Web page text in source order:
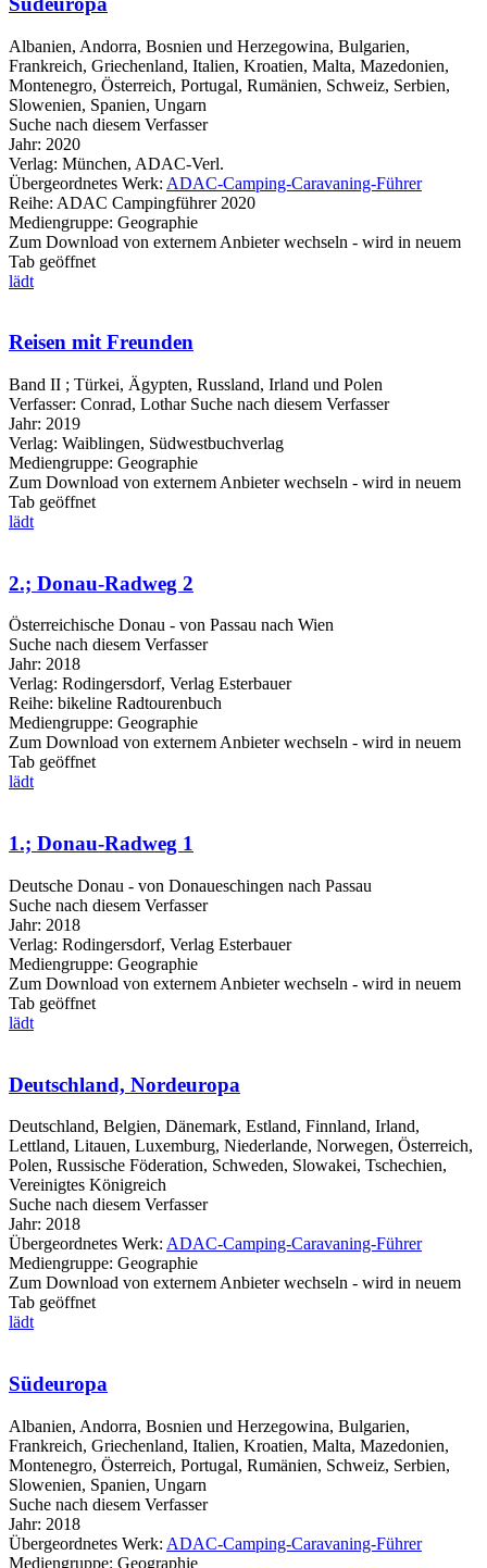
Albanien, Andorra, Bosnien und Herzegowina, Bulgarien,
Frankreich, Griechenland, Italien, Kroatien, Malta, Mazedonien,
Montenegro, Österreich, Portugal, Rumänien, Schweiz, Serbien,
Slowenien, Spanien, Ungarn
Suche nach diesem Verfasser
Jahr: 2020
Verlag: München, ADAC-Verl.
Übergeordnetes Werk: ADAC-Camping-Caravaning-Führer
Reihe: ADAC Campingführer 2020
Mediengruppe: Geographie
Zum Download von externem Anbieter wechseln - wird in neuem
Tab geöffnet
lädt
Reisen mit Freunden
Band II ; Türkei, Ägypten, Russland, Irland und Polen
Verfasser: Conrad, Lothar Suche nach diesem Verfasser
Jahr: 2019
Verlag: Waiblingen, Südwestbuchverlag
Mediengruppe: Geographie
Zum Download von externem Anbieter wechseln - wird in neuem
Tab geöffnet
lädt
2.; Donau-Radweg 2
Österreichische Donau - von Passau nach Wien
Suche nach diesem Verfasser
Jahr: 2018
Verlag: Rodingersdorf, Verlag Esterbauer
Reihe: bikeline Radtourenbuch
Mediengruppe: Geographie
Zum Download von externem Anbieter wechseln - wird in neuem
Tab geöffnet
lädt
1.; Donau-Radweg 1
Deutsche Donau - von Donaueschingen nach Passau
Suche nach diesem Verfasser
Jahr: 2018
Verlag: Rodingersdorf, Verlag Esterbauer
Mediengruppe: Geographie
Zum Download von externem Anbieter wechseln - wird in neuem
Tab geöffnet
lädt
Deutschland, Nordeuropa
Deutschland, Belgien, Dänemark, Estland, Finnland, Irland,
Lettland, Litauen, Luxemburg, Niederlande, Norwegen, Österreich,
Polen, Russische Föderation, Schweden, Slowakei, Tschechien,
Vereinigtes Königreich
Suche nach diesem Verfasser
Jahr: 2018
Übergeordnetes Werk: ADAC-Camping-Caravaning-Führer
Mediengruppe: Geographie
Zum Download von externem Anbieter wechseln - wird in neuem
Tab geöffnet
lädt
Südeuropa
Albanien, Andorra, Bosnien und Herzegowina, Bulgarien,
Frankreich, Griechenland, Italien, Kroatien, Malta, Mazedonien,
Montenegro, Österreich, Portugal, Rumänien, Schweiz, Serbien,
Slowenien, Spanien, Ungarn
Suche nach diesem Verfasser
Jahr: 2018
Übergeordnetes Werk: ADAC-Camping-Caravaning-Führer
Mediengruppe: Geographie